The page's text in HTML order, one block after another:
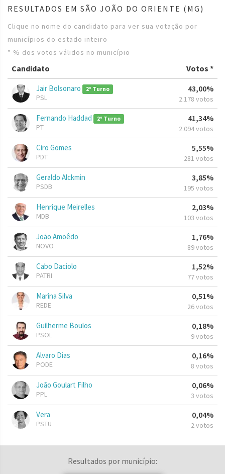
RESULTADOS EM SÃO JOÃO DO ORIENTE (MG)
Clique no nome do candidato para ver sua votação por
municípios do estado inteiro
* % dos votos válidos no município
Candidato Votos *
Jair Bolsonaro 2º Turno
PSL
43,00%
2.178 votos
Fernando Haddad 2º Turno
PT
41,34%
2.094 votos
Ciro Gomes
PDT
5,55%
281 votos
Geraldo Alckmin
PSDB
3,85%
195 votos
Henrique Meirelles
MDB
2,03%
103 votos
João Amoêdo
NOVO
1,76%
89 votos
Cabo Daciolo
PATRI
1,52%
77 votos
Marina Silva
REDE
0,51%
26 votos
Guilherme Boulos
PSOL
0,18%
9 votos
Alvaro Dias
PODE
0,16%
8 votos
João Goulart Filho
PPL
0,06%
3 votos
Vera
PSTU
0,04%
2 votos
Resultados por município: